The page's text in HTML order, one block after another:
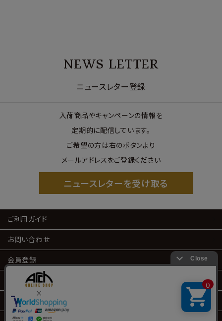
NEWS LETTER
ニュースレター登録
入荷商品やキャンペーンの情報を
定期的に配信しています。
ご希望の方は右のボタンより
メールアドレスをご登録ください
ニュースレターを受け取る
ご利用ガイド
お問い合わせ
会員登録
会員サービス
特定商取引